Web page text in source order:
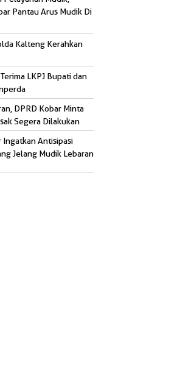
Pantau Arus Mudik Di
Kalteng Kerahkan
LKPJ Bupati dan
DPRD Kobar Minta
Segera Dilakukan
Ingatkan Antisipasi
Jelang Mudik Lebaran